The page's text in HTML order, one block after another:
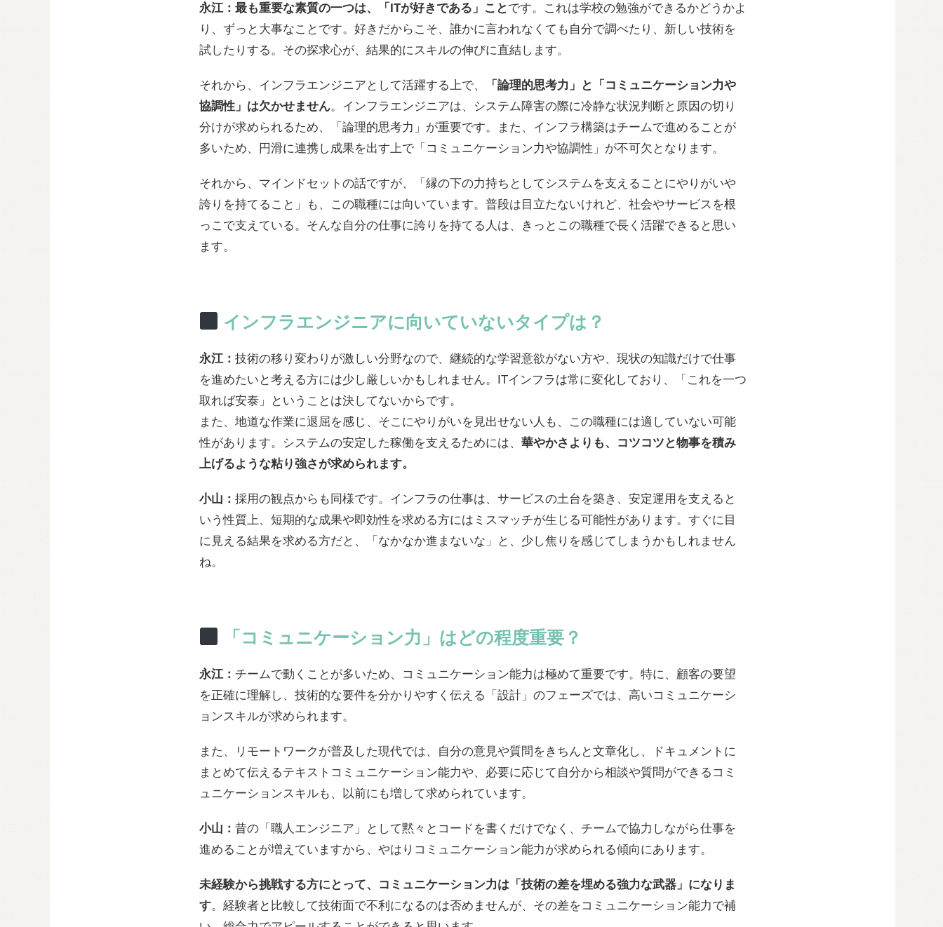
永江： 最も重要な素質の一つは、「ITが好きである」こと です。これは学校の勉強ができるかどうかよ
り、ずっと大事なことです。好きだからこそ、誰かに言われなくても自分で調べたり、新しい技術を
試したりする。その探求心が、結果的にスキルの伸びに直結します。
それから、インフラエンジニアとして活躍する上で、
「論理的思考力」と「コミュニケーション力や
協調性」は欠かせません。インフラエンジニアは、システム障害の際に冷静な状況判断と原因の切り
分けが求められるため、「論理的思考力」が重要です。また、インフラ構築はチームで進めることが
多いため、円滑に連携し成果を出す上で「コミュニケーション力や協調性」が不可欠となります。
それから、マインドセットの話ですが、「縁の下の力持ちとしてシステムを支えることにやりがいや
誇りを持てること」も、この職種には向いています。普段は目立たないけれど、社会やサービスを根
っこで支えている。そんな自分の仕事に誇りを持てる人は、きっとこの職種で長く活躍できると思い
ます。
インフラエンジニアに向いていないタイプは？
永江： 技術の移り変わりが激しい分野なので、継続的な学習意欲がない方や、現状の知識だけで仕事
を進めたいと考える方には少し厳しいかもしれません。ITインフラは常に変化しており、「これを一つ
取れば安泰」ということは決してないからです。
また、地道な作業に退屈を感じ、そこにやりがいを見出せない人も、この職種には適していない可能
性があります。システムの安定した稼働を支えるためには、 華やかさよりも、コツコツと物事を積み
上げるような粘り強さが求められます。
小山： 採用の観点からも同様です。インフラの仕事は、サービスの土台を築き、安定運用を支えると
いう性質上、短期的な成果や即効性を求める方にはミスマッチが生じる可能性があります。すぐに目
に見える結果を求める方だと、「なかなか進まないな」と、少し焦りを感じてしまうかもしれません
ね。
「コミュニケーション力」はどの程度重要？
永江： チームで動くことが多いため、コミュニケーション能力は極めて重要です。特に、顧客の要望
を正確に理解し、技術的な要件を分かりやすく伝える「設計」のフェーズでは、高いコミュニケーシ
ョンスキルが求められます。
また、リモートワークが普及した現代では、自分の意見や質問をきちんと文章化し、ドキュメントに
まとめて伝えるテキストコミュニケーション能力や、必要に応じて自分から相談や質問ができるコミ
ュニケーションスキルも、以前にも増して求められています。
小山： 昔の「職人エンジニア」として黙々とコードを書くだけでなく、チームで協力しながら仕事を
進めることが増えていますから、やはりコミュニケーション能力が求められる傾向にあります。
未経験から挑戦する方にとって、コミュニケーション力は「技術の差を埋める強力な武器」になりま
す。経験者と比較して技術面で不利になるのは否めませんが、その差をコミュニケーション能力で補